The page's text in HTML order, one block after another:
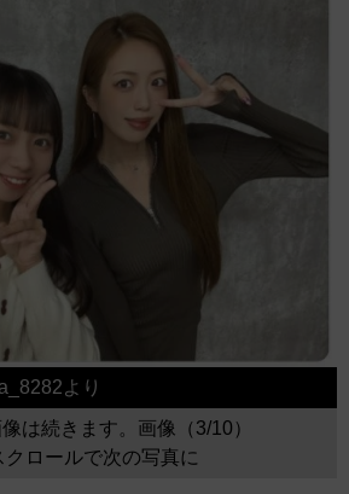
より
は続きます。画像（3/10）
クロールで次の写真に